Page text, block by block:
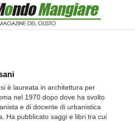
è laureata in architettura per
nel 1970 dopo dove ha svolto
e di docente di urbanistica
Ha pubblicato saggi e libri tra cui